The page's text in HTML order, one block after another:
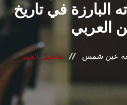
الرعاية الصحية
المراكز والوحدات
الأنظمة الذكية
الإعلام
البارزة في تاريخ
العربي
عين شمس تفاصيل الخبر